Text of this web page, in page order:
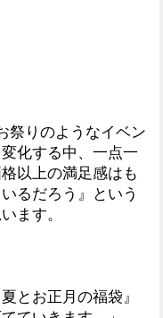
祭りのようなイベン
化する中、一点一
以上の満足感はも
るだろう』という
ます。
とお正月の福袋』